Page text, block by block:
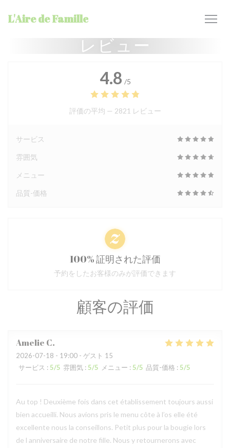
L'Aire de Famille
レビュー
顧客の評価
Amelie C
2026-07-18 - 19:00 - ゲスト 15
サービス : 5/5 雰囲気 : 5/5 メニュー : 5/5 品質-価格 : 5/5
Au top ! Deuxième fois dans cet établissement toujours aussi
bien accueilli. Nous avions pris le menu côte à l’os elle été
excellente nous la conseillons. Petit plus pour la bougie lors
de l anniversaire de notre fille. Nous y retournerons avec
4.8 /5
評価の平均 — 2821 レビュー
サービス
雰囲気
メニュー
品質-価格
100% 証明された評価
予約をしたお客様のみが評価できます